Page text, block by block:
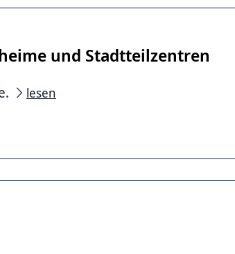
und Stadtteilzentren
lesen